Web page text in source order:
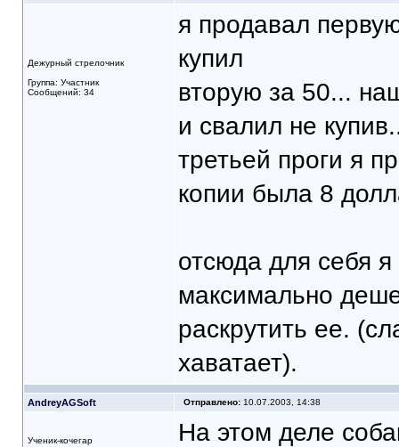
Дежурный стрелочник
Группа: Участник
Сообщений: 34
я продавал
купил
вторую за 50...
и свалил не
третьей проги я
копии была 8
отсюда для себя
максимально
раскрутить ее.
хаватает).
AndreyAGSoft Отправлено:10.07.2003, 14:38
Ученик-кочегар
На этом деле